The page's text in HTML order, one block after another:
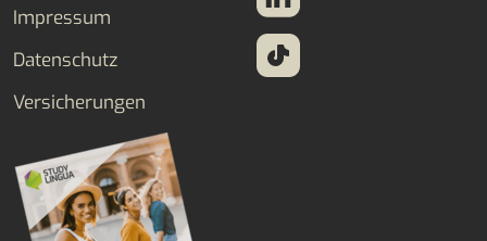
Impressum
Datenschutz
Versicherungen